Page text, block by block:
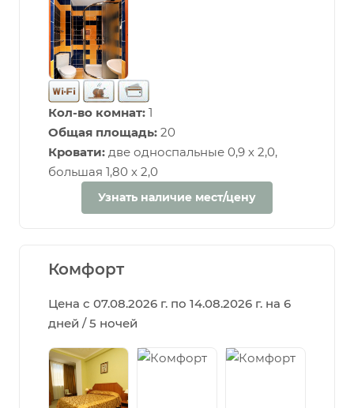
Кол-во комнат: 1
Общая площадь: 20
Кровати: две односпальные 0,9 х 2,0,
большая 1,80 х 2,0
Узнать наличие мест/цену
Комфорт
Цена с 07.08.2026 г. по 14.08.2026 г. на 6
дней / 5 ночей